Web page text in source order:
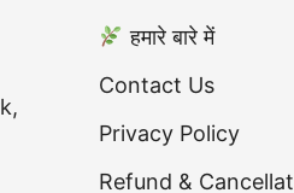
हमारे बारे में
Contact Us
Privacy Policy
Refund &